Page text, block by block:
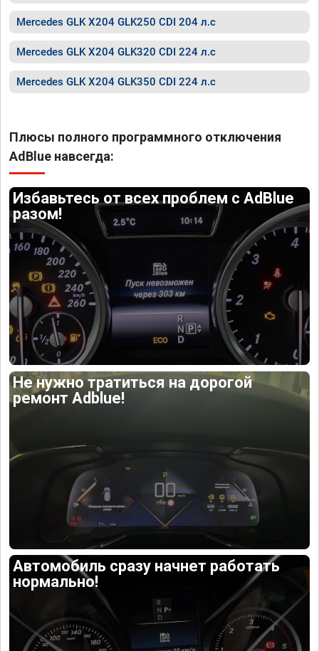
Mercedes GLK X204 GLK250 CDI 204 л.с
Mercedes GLK X204 GLK320 CDI 224 л.с
Mercedes GLK X204 GLK350 CDI 224 л.с
Плюсы полного программного отключения
AdBlue навсегда:
Избавьтесь от всех проблем с AdBlue
разом!
Не нужно тратиться на дорогой
ремонт Adblue!
Автомобиль сразу начнет работать
нормально!